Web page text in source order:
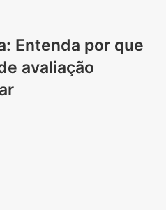
Entenda por que
avaliação